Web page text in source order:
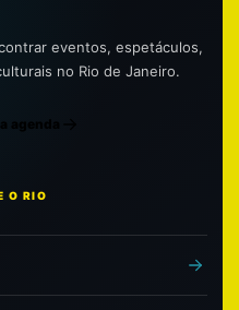
eventos, espetáculos,
no Rio de Janeiro.
agenda
O RIO